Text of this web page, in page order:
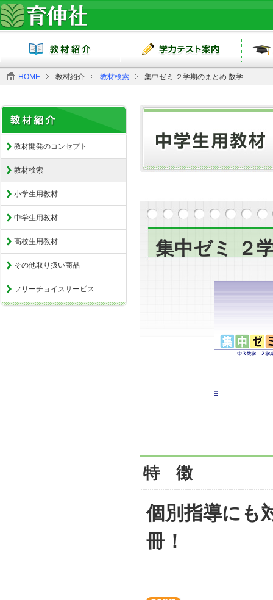
HOME 教材紹介 教材検索 集中ゼミ ２学期のまとめ 数学
教材開発のコンセプト
教材検索
小学生用教材
中学生用教材
高校生用教材
その他取り扱い商品
フリーチョイスサービス
集中ゼミ ２
特 徴
個別指導にも
冊！